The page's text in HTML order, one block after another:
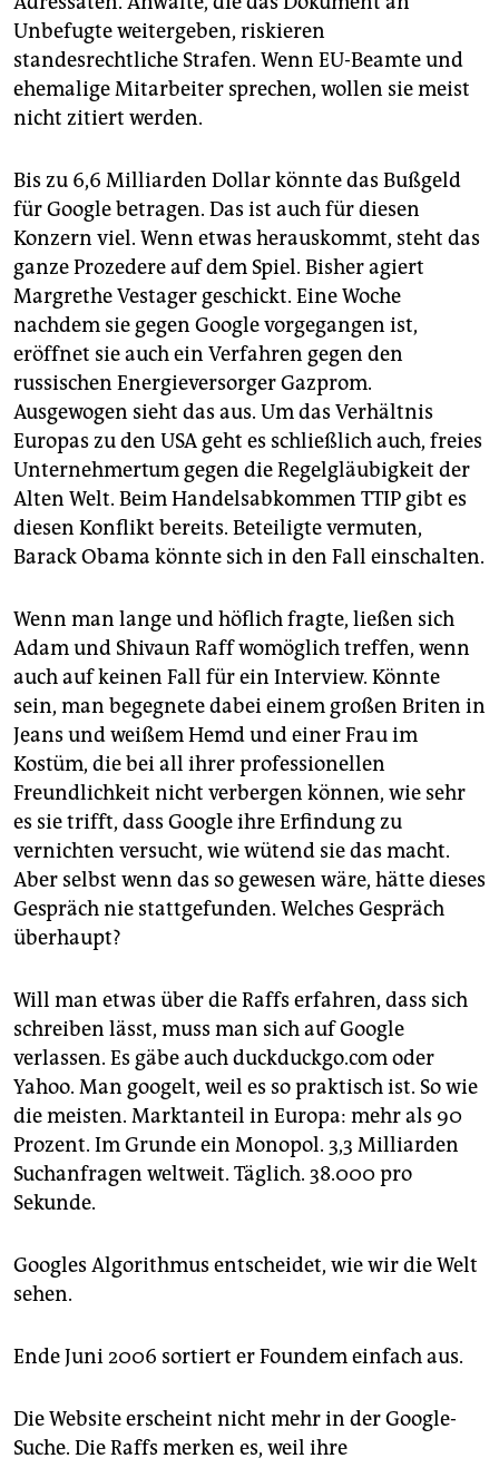
Unbefugte weitergeben, riskieren
standesrechtliche Strafen. Wenn EU-Beamte und
ehemalige Mitarbeiter sprechen, wollen sie meist
nicht zitiert werden.
Bis zu 6,6 Milliarden Dollar könnte das Bußgeld
für Google betragen. Das ist auch für diesen
Konzern viel. Wenn etwas herauskommt, steht das
ganze Prozedere auf dem Spiel. Bisher agiert
Margrethe Vestager geschickt. Eine Woche
nachdem sie gegen Google vorgegangen ist,
eröffnet sie auch ein Verfahren gegen den
russischen Energieversorger Gazprom.
Ausgewogen sieht das aus. Um das Verhältnis
Europas zu den USA geht es schließlich auch, freies
Unternehmertum gegen die Regelgläubigkeit der
Alten Welt. Beim Handelsabkommen TTIP gibt es
diesen Konflikt bereits. Beteiligte vermuten,
Barack Obama könnte sich in den Fall einschalten.
Wenn man lange und höflich fragte, ließen sich
Adam und ­Shivaun Raff womöglich treffen, wenn
auch auf keinen Fall für ein Interview. Könnte
sein, man begegnete dabei einem großen Briten in
Jeans und weißem Hemd und einer Frau im
Kostüm, die bei all ihrer professionellen
Freundlichkeit nicht verbergen können, wie sehr
es sie trifft, dass Google ihre Erfindung zu
vernichten versucht, wie wütend sie das macht.
Aber selbst wenn das so gewesen wäre, hätte dieses
Gespräch nie stattgefunden. Welches Gespräch
überhaupt?
Will man etwas über die Raffs erfahren, dass sich
schreiben lässt, muss man sich auf Google
verlassen. Es gäbe auch duckduckgo.com oder
Yahoo. Man googelt, weil es so praktisch ist. So wie
die meisten. Marktanteil in Europa: mehr als 90
Prozent. Im Grunde ein Monopol. 3,3 Milliarden
Suchanfragen weltweit. Täglich. 38.000 pro
Sekunde.
Googles Algorithmus entscheidet, wie wir die Welt
sehen.
Ende Juni 2006 sortiert er Foundem einfach aus.
Die Website erscheint nicht mehr in der Google-
Suche. Die Raffs merken es, weil ihre